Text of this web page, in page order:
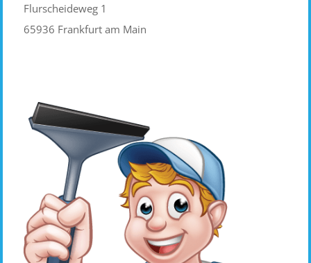
Flurscheideweg 1
65936 Frankfurt am Main